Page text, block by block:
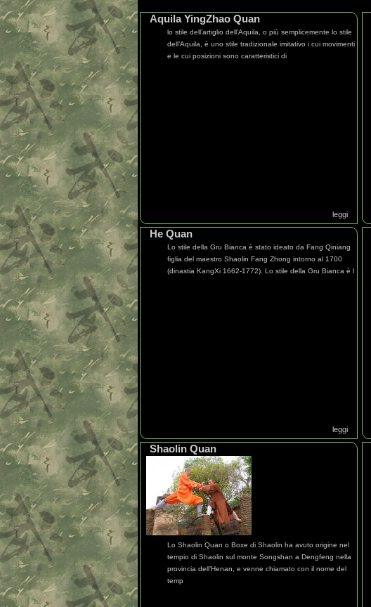
leggi
Aquila YingZhao Quan
lo stile dell’artiglio dell’Aquila, o più semplicemente lo stile
dell’Aquila, è uno stile tradizionale imitativo i cui movimenti
e le cui posizioni sono caratteristici di
leggi
He Quan
Lo stile della Gru Bianca è stato ideato da Fang Qiniang
figlia del maestro Shaolin Fang Zhong intorno al 1700
(dinastia KangXi 1662-1772). Lo stile della Gru Bianca è l
Shaolin Quan
Lo Shaolin Quan o Boxe di Shaolin ha avuto origine nel
tempio di Shaolin sul monte Songshan a Dengfeng nella
provincia dell’Henan, e venne chiamato con il nome del
temp